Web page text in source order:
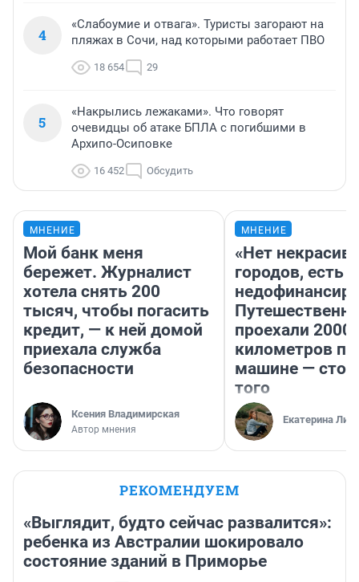
4
«Слабоумие и отвага». Туристы загорают на
пляжах в Сочи, над которыми работает ПВО
18 654 29
5
«Накрылись лежаками». Что говорят
очевидцы об атаке БПЛА с погибшими в
Архипо-Осиповке
16 452 Обсудить
МНЕНИЕ
Мой банк меня
бережет. Журналист
хотела снять 200
тысяч, чтобы погасить
кредит, — к ней домой
приехала служба
безопасности
Ксения Владимирская
Автор мнения
МНЕНИЕ
«Нет
городов, есть
проехали 2000
километров по
машине —
того
Екатерина
РЕКОМЕНДУЕМ
«Выглядит, будто сейчас развалится»:
ребенка из Австралии шокировало
состояние зданий в Приморье